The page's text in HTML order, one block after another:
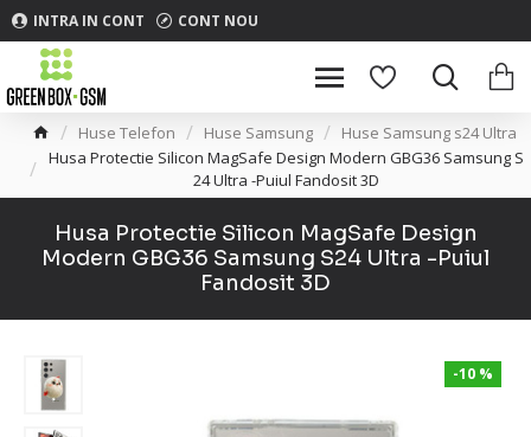
INTRA IN CONT CONT NOU
Huse Telefon Huse Samsung
Huse Samsung s24 Ultra
Husa Protectie Silicon MagSafe Design Modern GBG36 Samsung S
24 Ultra -Puiul Fandosit 3D
Husa Protectie Silicon MagSafe Design
Modern GBG36 Samsung S24 Ultra -Puiul
Fandosit 3D
-10 %